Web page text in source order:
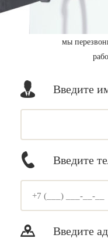
мы
Введите
Введите
Введите